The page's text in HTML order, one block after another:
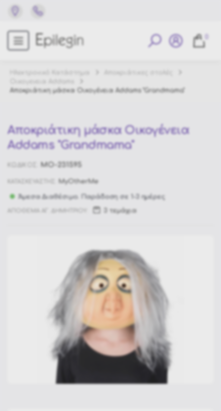
Αποκριάτικη μάσκα Οικογένεια Addams "Grandmama"
Αποκριάτικη μάσκα Οικογένεια
Addams "Grandmama"
MO-231595
MyOtherMe
Άμεσα Διαθέσιμο. Παράδοση σε 1-3 ημέρες
3 τεμάχια